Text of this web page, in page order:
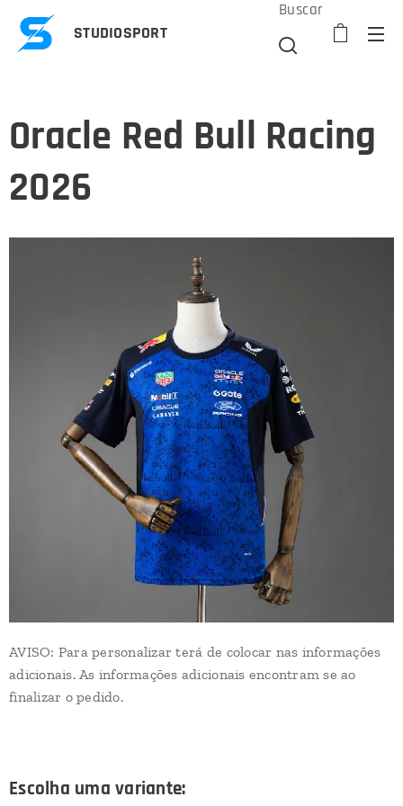
STUDIOSPORT
Buscar
Oracle Red Bull Racing
2026
AVISO: Para personalizar terá de colocar nas informações
adicionais. As informações adicionais encontram se ao
finalizar o pedido.
Escolha uma variante: